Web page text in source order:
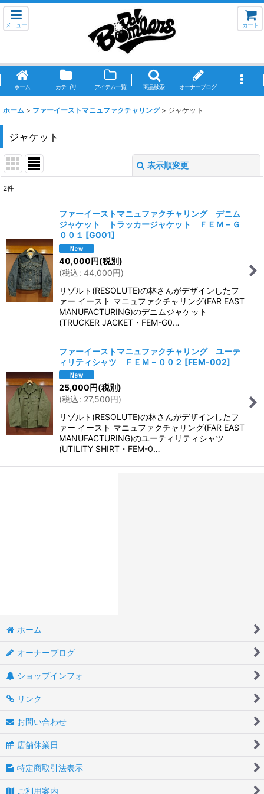
メニュー カート
ホーム カテゴリ アイテム一覧 商品検索 オーナーブログ
ホーム > ファーイーストマニュファクチャリング > ジャケット
ジャケット
表示順変更
絞り込む
2件
ファーイーストマニュファクチャリング デニム
ジャケット トラッカージャケット ＦＥＭ－Ｇ
００１ [G001]
40,000円(税別)
(税込: 44,000円)
リゾルト(RESOLUTE)の林さんがデザインしたフ
ァー イースト マニュファクチャリング(FAR EAST
MANUFACTURING)のデニムジャケット
(TRUCKER JACKET・FEM-G0…
ファーイーストマニュファクチャリング ユーテ
ィリティシャツ ＦＥＭ－００２ [FEM-002]
25,000円(税別)
(税込: 27,500円)
リゾルト(RESOLUTE)の林さんがデザインしたフ
ァー イースト マニュファクチャリング(FAR EAST
MANUFACTURING)のユーティリティシャツ
(UTILITY SHIRT・FEM-0…
ホーム
オーナーブログ
ショップインフォ
リンク
お問い合わせ
店舗休業日
特定商取引法表示
ご利用案内